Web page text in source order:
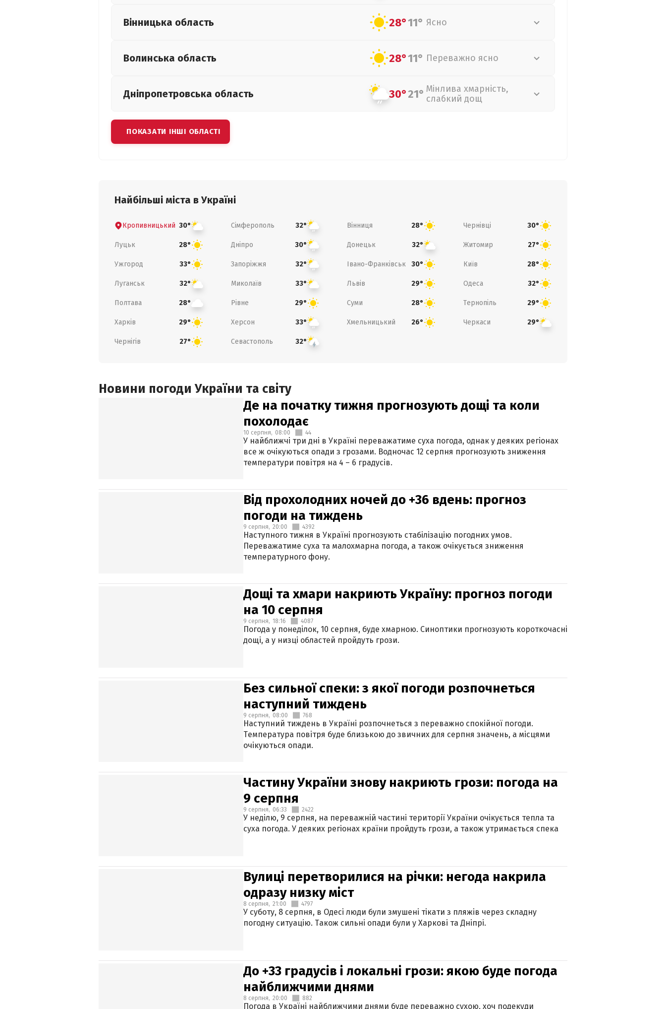
Вінницька область 28°11° Ясно
Волинська область 28°11° Переважно ясно
Дніпропетровська область 30°21° Мінлива хмарність,
слабкий дощ
ПОКАЗАТИ ІНШІ ОБЛАСТІ
Найбільші міста в Україні
Кропивницький 30° Сімферополь 32° Вінниця 28° Чернівці 30°
Луцьк 28° Дніпро 30° Донецьк 32° Житомир 27°
Ужгород 33° Запоріжжя 32° Івано-Франківськ 30° Київ 28°
Луганськ 32° Миколаїв 33° Львів 29° Одеса 32°
Полтава 28° Рівне 29° Суми 28° Тернопіль 29°
Харків 29° Херсон 33° Хмельницький 26° Черкаси 29°
Чернігів 27° Севастополь 32°
Новини погоди України та світу
Де на початку тижня прогнозують дощі та коли
похолодає
10 серпня, 08:00 44
У найближчі три дні в Україні переважатиме суха погода, однак у деяких регіонах
все ж очікуються опади з грозами. Водночас 12 серпня прогнозують зниження
температури повітря на 4 – 6 градусів.
Від прохолодних ночей до +36 вдень: прогноз
погоди на тиждень
9 серпня, 20:00 4392
Наступного тижня в Україні прогнозують стабілізацію погодних умов.
Переважатиме суха та малохмарна погода, а також очікується зниження
температурного фону.
Дощі та хмари накриють Україну: прогноз погоди
на 10 серпня
9 серпня, 18:16 4087
Погода у понеділок, 10 серпня, буде хмарною. Синоптики прогнозують короткочасні
дощі, а у низці областей пройдуть грози.
Без сильної спеки: з якої погоди розпочнеться
наступний тиждень
9 серпня, 08:00 768
Наступний тиждень в Україні розпочнеться з переважно спокійної погоди.
Температура повітря буде близькою до звичних для серпня значень, а місцями
очікуються опади.
Частину України знову накриють грози: погода на
9 серпня
9 серпня, 06:33 2422
У неділю, 9 серпня, на переважній частині території України очікується тепла та
суха погода. У деяких регіонах країни пройдуть грози, а також утримається спека
Вулиці перетворилися на річки: негода накрила
одразу низку міст
8 серпня, 21:00 4797
У суботу, 8 серпня, в Одесі люди були змушені тікати з пляжів через складну
погодну ситуацію. Також сильні опади були у Харкові та Дніпрі.
До +33 градусів і локальні грози: якою буде погода
найближчими днями
8 серпня, 20:00 882
Погода в Україні найближчими днями буде переважно сухою, хоч подекуди